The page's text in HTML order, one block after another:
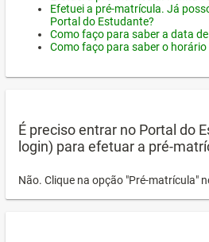
Efetuei a pré-matrícula. Já
Portal do Estudante?
Como faço para saber a data
Como faço para saber o horário
É preciso entrar no Portal do
login) para efetuar a pré-
Não. Clique na opção "Pré-matrícula"